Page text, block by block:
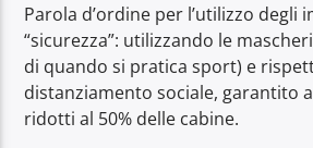
Parola d’ordine per l’utilizzo degli
“sicurezza”: utilizzando le
di quando si pratica sport) e
distanziamento sociale, garantito
ridotti al 50% delle cabine.